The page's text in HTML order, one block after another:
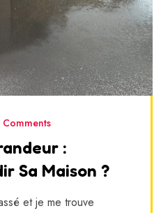
Comments
:
Sa Maison ?
et je me trouve